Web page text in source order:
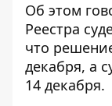
Об этом
Реестра
что
декабря, а
14 декабря.